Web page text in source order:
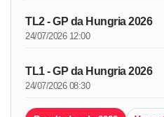
TL2 - GP da Hungria 2026
24/07/2026 12:00
TL1 - GP da Hungria 2026
24/07/2026 08:30